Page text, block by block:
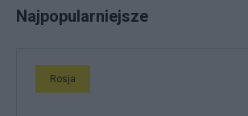
Najpopularniejsze
Rosja